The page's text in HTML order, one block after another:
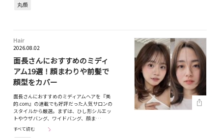
丸顔
Hair
2026.08.02
面長さんにおすすめのミディ
アム19選！顔まわりや前髪で
顔型をカバー
面長さんにおすすめのミディアムヘアを『美
的.com』の連載でも好評だった人気サロンの
スタイルから厳選。まずは、ひし形シルエッ
トやウザバング、ワイドバング、顔ま…
すべて読む